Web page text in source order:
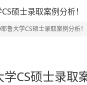
硕士录取案例分析！
鲁大学CS硕士录取案例分析！
CS硕士录取